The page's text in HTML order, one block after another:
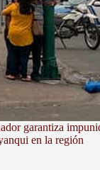
garantiza
en la región